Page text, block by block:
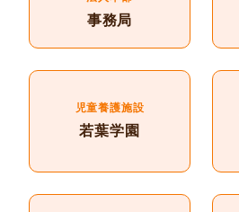
事務局
児童養護施設
若葉学園